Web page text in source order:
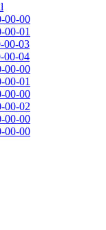
00-00
00-01
00-03
00-04
00-00
00-01
00-00
00-02
00-00
00-00